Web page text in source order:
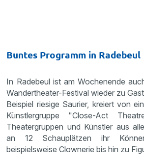
Buntes Programm in Radebeul
In Radebeul ist am Wochenende
Wandertheater-Festival wieder zu
Beispiel riesige Saurier, kreiert von
Künstlergruppe "Close-Act
Theatergruppen und Künstler aus
an 12 Schauplätzen ihr
beispielsweise Clownerie bis hin zu